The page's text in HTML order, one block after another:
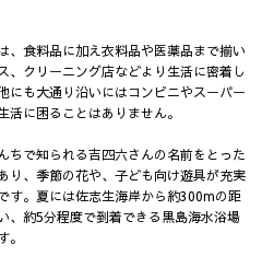
、食料品に加え衣料品や医薬品まで揃い
、クリーニング店などより生活に密着し
にも大通り沿いにはコンビニやスーパー
に困ることはありません。
ちで知られる吉四六さんの名前をとった
り、季節の花や、子ども向け遊具が充実
す。夏には佐志生海岸から約300mの距
、約5分程度で到着できる黒島海水浴場